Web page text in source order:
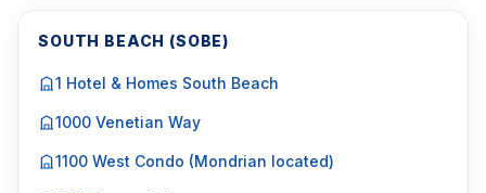
SOUTH BEACH (SOBE)
1 Hotel & Homes South Beach
1000 Venetian Way
1100 West Condo (Mondrian located)